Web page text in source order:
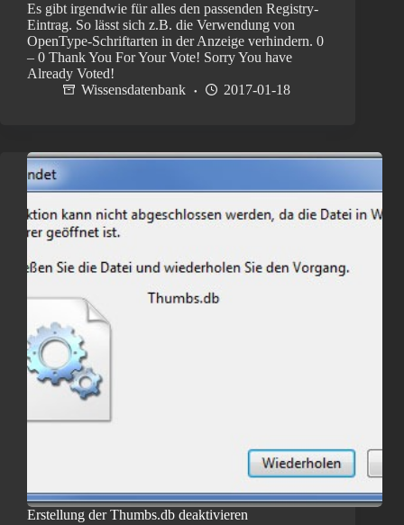
Es gibt irgendwie für alles den passenden Registry-
Eintrag. So lässt sich z.B. die Verwendung von
OpenType-Schriftarten in der Anzeige verhindern. 0
– 0 Thank You For Your Vote! Sorry You have
Already Voted!
Wissensdatenbank
2017-01-18
Erstellung der Thumbs.db deaktivieren